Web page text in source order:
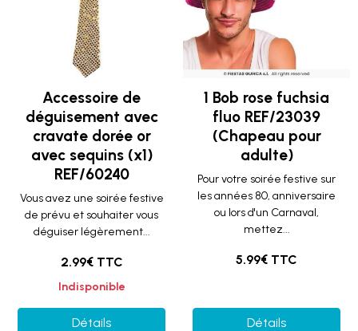
Accessoire de
déguisement avec
cravate dorée or
avec sequins (x1)
REF/60240
Vous avez une soirée festive
de prévu et souhaiter vous
déguiser légèrement...
2.99€ TTC
Indisponible
Détails
1 Bob rose fuchsia
fluo REF/23039
(Chapeau pour
adulte)
Pour votre soirée festive sur
les années 80, anniversaire
ou lors d'un Carnaval,
mettez...
5.99€ TTC
Détails